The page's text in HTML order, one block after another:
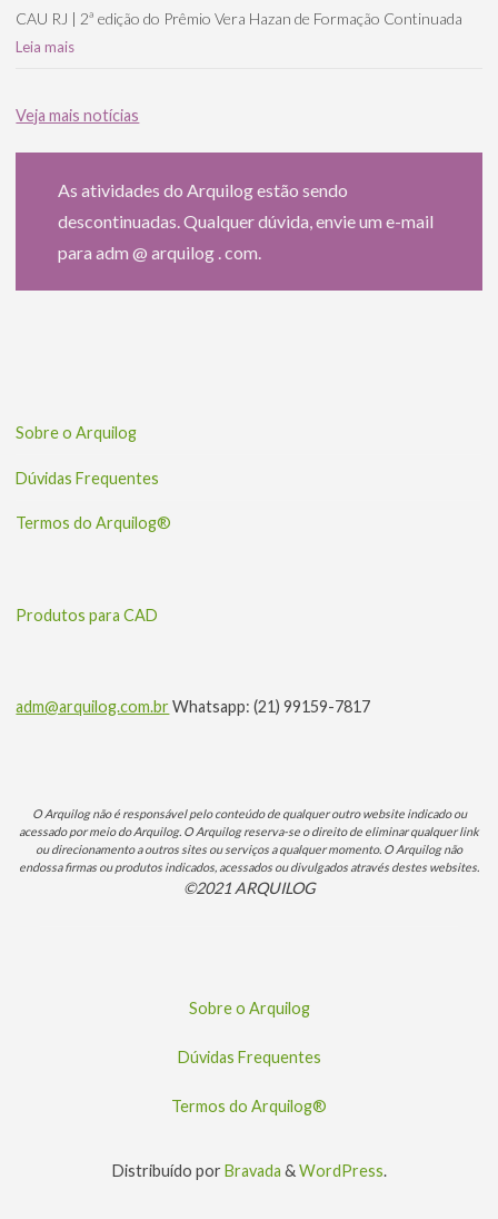
CAU RJ | 2ª edição do Prêmio Vera Hazan de Formação Continuada
Leia mais
Veja mais notícias
As atividades do Arquilog estão sendo
descontinuadas. Qualquer dúvida, envie um e-mail
para adm @ arquilog . com.
Sobre o Arquilog
Dúvidas Frequentes
Termos do Arquilog®
Produtos para CAD
adm@arquilog.com.brWhatsapp: (21) 99159-7817
O Arquilog não é responsável pelo conteúdo de qualquer outro website indicado ou
acessado por meio do Arquilog. O Arquilog reserva-se o direito de eliminar qualquer link
ou direcionamento a outros sites ou serviços a qualquer momento. O Arquilog não
endossa firmas ou produtos indicados, acessados ou divulgados através destes websites.
©2021 ARQUILOG
Sobre o Arquilog
Dúvidas Frequentes
Termos do Arquilog®
Distribuído por Bravada &WordPress.